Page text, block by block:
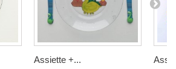
Assiette +...